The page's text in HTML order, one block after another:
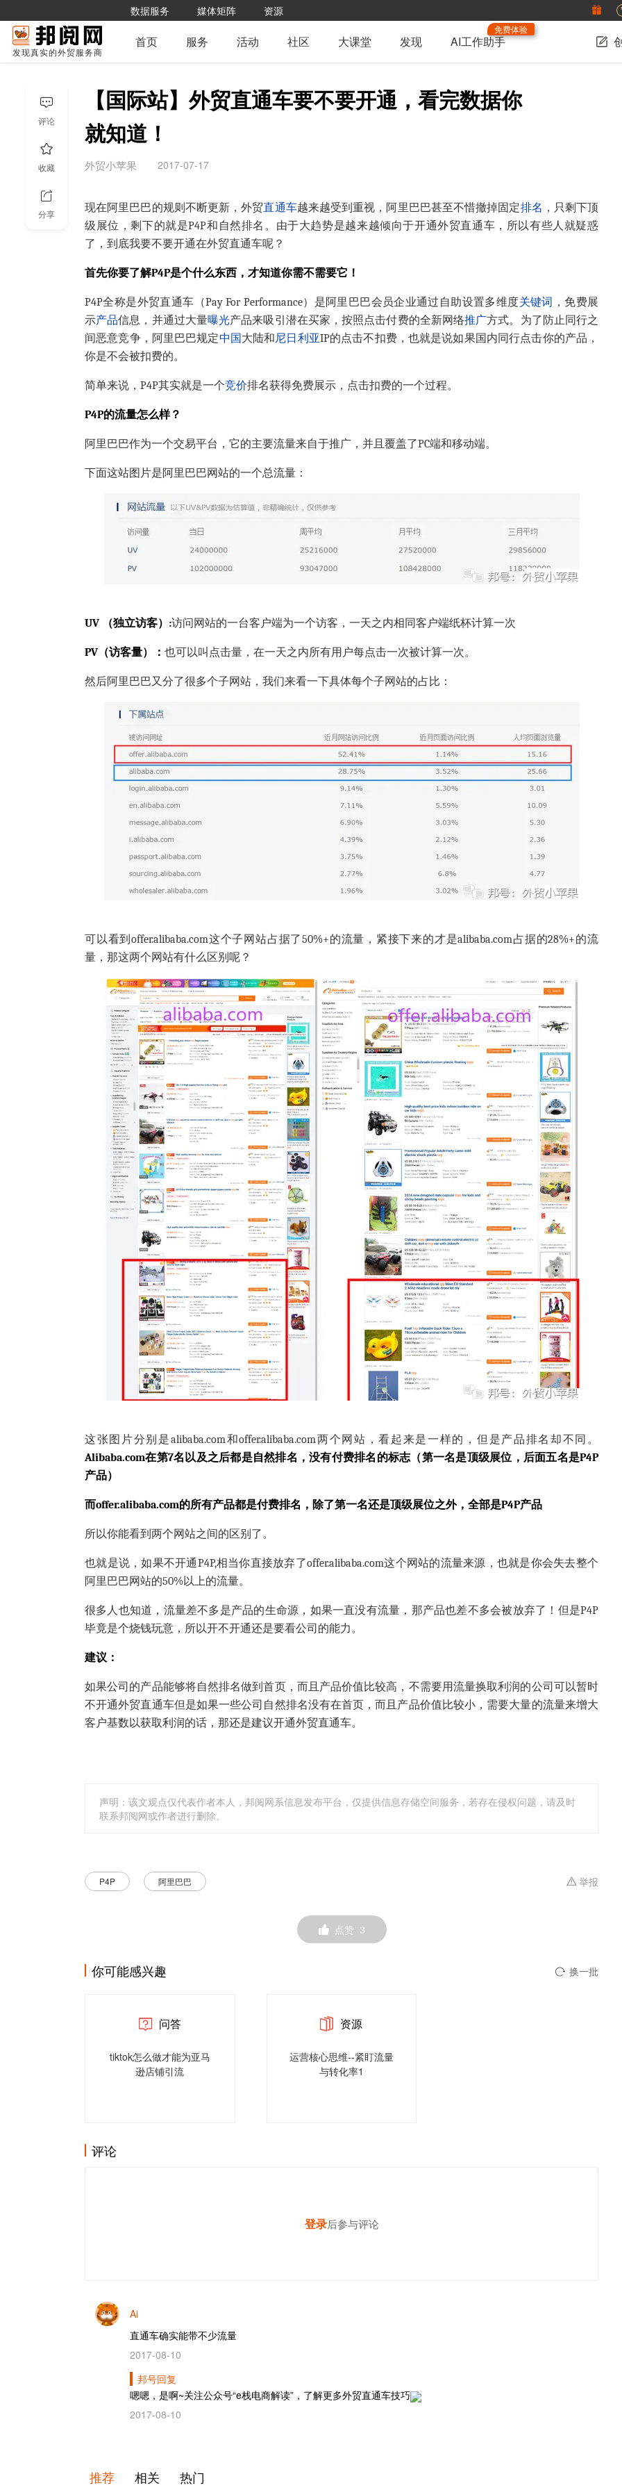
数据服务 媒体矩阵 资源
发现真实的外贸服务商
首页 服务 活动 社区 大课堂 发现 AI工作助手
免费体验
【国际站】外贸直通车要不要开通，看完数据你
就知道！
外贸小苹果 2017-07-17
现在阿里巴巴的规则不断更新，外贸直通车越来越受到重视，阿里巴巴甚至不惜撤掉固定排名 ，只剩下顶
级展位，剩下的就是P4P和自然排名。由于大趋势是越来越倾向于开通外贸直通车，所以有些人就疑惑
了，到底我要不要开通在外贸直通车呢？
首先你要了解P4P是个什么东西，才知道你需不需要它！
P4P全称是外贸直通车（Pay For Performance）是阿里巴巴会员企业通过自助设置多维度关键词 ，免费展
示产品信息，并通过大量曝光产品来吸引潜在买家，按照点击付费的全新网络推广方式。为了防止同行之
间恶意竞争，阿里巴巴规定中国 大陆和尼日利亚IP的点击不扣费，也就是说如果国内同行点击你的产品，
你是不会被扣费的。
简单来说，P4P其实就是一个竞价排名获得免费展示，点击扣费的一个过程。
P4P的流量怎么样？
阿里巴巴作为一个交易平台，它的主要流量来自于推广，并且覆盖了PC端和移动端。
下面这站图片是阿里巴巴网站的一个总流量：
UV （独立访客）:访问网站的一台客户端为一个访客，一天之内相同客户端纸杯计算一次
PV（访客量）： 也可以叫点击量，在一天之内所有用户每点击一次被计算一次。
然后阿里巴巴又分了很多个子网站，我们来看一下具体每个子网站的占比：
可以看到offer.alibaba.com这个子网站占据了50%+的流量，紧接下来的才是alibaba.com占据的28%+的流
量，那这两个网站有什么区别呢？
这张图片分别是alibaba.com和offer.alibaba.com两个网站，看起来是一样的，但是产品排名却不同。
Alibaba.com在第7名以及之后都是自然排名，没有付费排名的标志（第一名是顶级展位，后面五名是P4P
产品）
而offer.alibaba.com的所有产品都是付费排名，除了第一名还是顶级展位之外，全部是P4P产品
所以你能看到两个网站之间的区别了。
也就是说，如果不开通P4P,相当你直接放弃了offer.alibaba.com这个网站的流量来源，也就是你会失去整个
阿里巴巴网站的50%以上的流量。
很多人也知道，流量差不多是产品的生命源，如果一直没有流量，那产品也差不多会被放弃了！但是P4P
毕竟是个烧钱玩意，所以开不开通还是要看公司的能力。
建议：
如果公司的产品能够将自然排名做到首页，而且产品价值比较高，不需要用流量换取利润的公司可以暂时
不开通外贸直通车但是如果一些公司自然排名没有在首页，而且产品价值比较小，需要大量的流量来增大
客户基数以获取利润的话，那还是建议开通外贸直通车。
声明：该文观点仅代表作者本人，邦阅网系信息发布平台，仅提供信息存储空间服务，若存在侵权问题，请及时
联系邦阅网或作者进行删除。
P4P 阿里巴巴 举报
点赞 3
评论
收藏
分享
你可能感兴趣 换一批
问答
tiktok怎么做才能为亚马
逊店铺引流
资源
运营核心思维--紧盯流量
与转化率1
评论
登录后参与评论
Ai
直通车确实能带不少流量
2017-08-10
邦号回复
嗯嗯，是啊~关注公众号“e栈电商解读”，了解更多外贸直通车技巧
2017-08-10
推荐 相关 热门